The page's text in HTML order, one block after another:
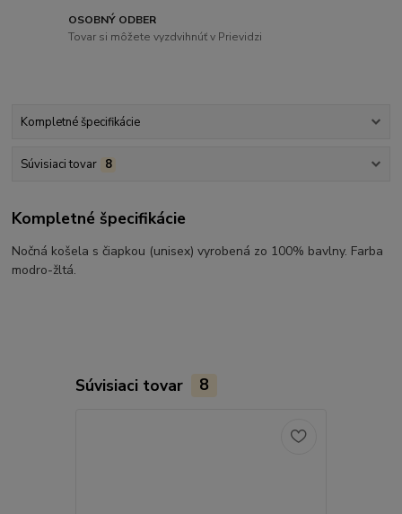
OSOBNÝ ODBER
Tovar si môžete vyzdvihnúť v Prievidzi
Kompletné špecifikácie
Súvisiaci tovar 8
Kompletné špecifikácie
Nočná košela s čiapkou (unisex) vyrobená zo 100% bavlny. Farba
modro-žltá.
Súvisiaci tovar 8